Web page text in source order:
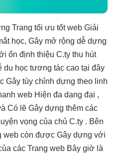
Trang tối ưu tốtweb Giải
học, Gây mở rộng dễ dựng
ổn định thiệu C.ty thu hút
du học tương tác cao tại đây
Gây tùy chỉnh dựng theo linh
web Hiện đa dạng đại ,
Có lẽ Gây dựng thêm các
vọng của chủ C.ty . Bên
web còn được Gây dựng với
các Trang web Bây giờ là